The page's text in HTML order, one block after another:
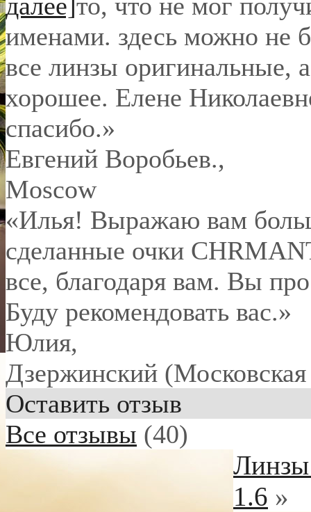
именами. здесь можно не
все линзы оригинальные,
хорошее. Елене
спасибо.»
Евгений Воробьев.,
Moscow
«Илья! Выражаю вам
сделанные очки
все, благодаря вам. Вы
Буду рекомендовать вас.»
Юлия,
Дзержинский (Московская
Оставить отзыв
Все отзывы (40)
1.6 »